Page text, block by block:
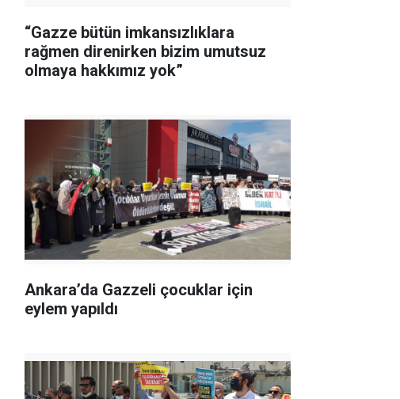
“Gazze bütün imkansızlıklara
rağmen direnirken bizim umutsuz
olmaya hakkımız yok”
Ankara’da Gazzeli çocuklar için
eylem yapıldı